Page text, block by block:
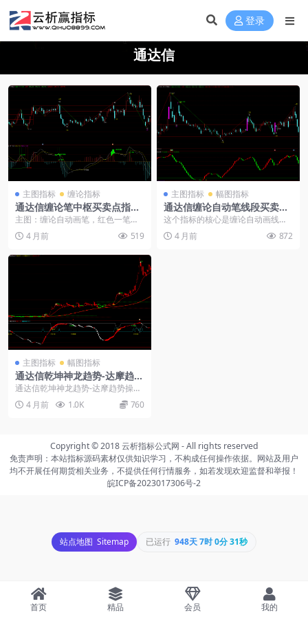
登录
通达信
主图指标 缠论指标
通达信缠论笔中枢买卖点指标-
macd面积背离|柱子背离
主图：缠论自动画笔，红色一笔，
绿线一笔，中枢框，1买2买3买，1
卖2卖3卖文字提...
4 月前 519
主图指标 幅图指标
通达信缠论自动笔线段买卖点
指标公式
这个指标的核心是缠论自动画线与
涨停标记的组合。 核心逻辑：通过
复杂的算法自动识别...
4 月前 872
主图指标 幅图指标
通达信乾坤神龙趋势-达摩趋势
操作幅图
通达信乾坤神龙趋势-达摩趋势操作
幅图： 主图（乾坤神龙）：核心是
红绿圆点趋势线，...
4 月前 1.0K 760
Copyright © 2018云析指标公式网 - All rights reserved
免责声明：本站指标源码素材仅供知识学习，不构成任何操作依据。网站及用户
均不开展任何期货相关业务，不提供任何行情服务，如若发现欢迎监督和举报！
皖ICP备2023017306号-2
首页 精品 会员 我的
站点地图 Sitemap 已运行 948天 7时 0分 31秒